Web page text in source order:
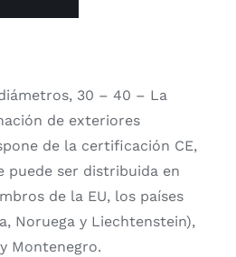
30 – 40 – La
de exteriores
de la certificación CE,
puede ser distribuida en
de la EU, los países
Noruega y Liechtenstein),
Montenegro.